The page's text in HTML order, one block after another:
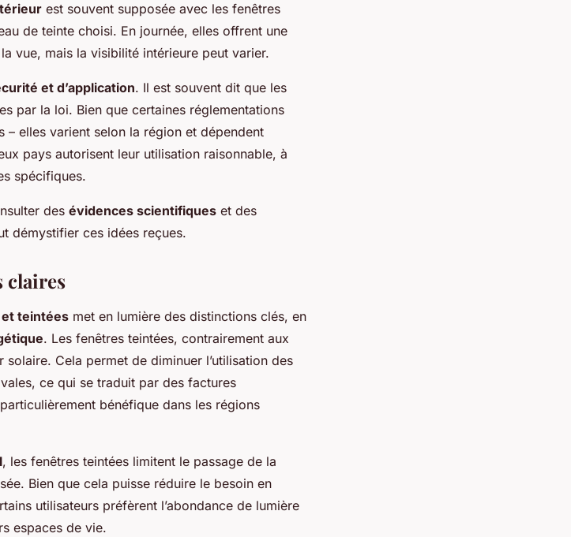
est souvent supposée avec les fenêtres
de teinte choisi. En journée, elles offrent une
vue, mais la visibilité intérieure peut varier.
et d’application. Il est souvent dit que les
par la loi. Bien que certaines réglementations
– elles varient selon la région et dépendent
pays autorisent leur utilisation raisonnable, à
spécifiques.
des évidences scientifiques et des
démystifier ces idées reçues.
claires
teintées met en lumière des distinctions clés, en
. Les fenêtres teintées, contrairement aux
Cela permet de diminuer l’utilisation des
ce qui se traduit par des factures
bénéfique dans les régions
, les fenêtres teintées limitent le passage de la
Bien que cela puisse réduire le besoin en
utilisateurs préfèrent l’abondance de lumière
espaces de vie.